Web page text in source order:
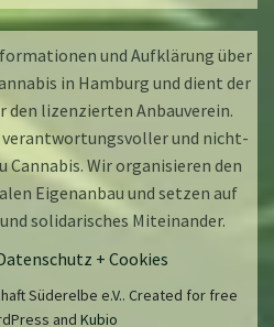
und Aufklärung über
in Hamburg und dient der
lizenzierten Anbauverein.
verantwortungsvoller und nicht-
Wir organisieren den
Eigenanbau und setzen auf
solidarisches Miteinander.
+ Cookies
Süderelbe e.V.. Created for free
and Kubio